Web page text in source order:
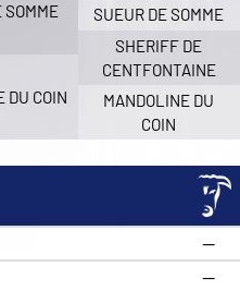
SOMME
DU COIN
SUEUR DE SOMME
SHERIFF DE
CENTFONTAINE
MANDOLINE DU
COIN
—
—